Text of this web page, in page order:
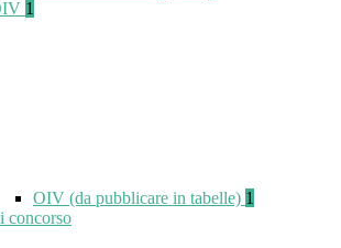
1
OIV (da pubblicare in tabelle) 1
concorso